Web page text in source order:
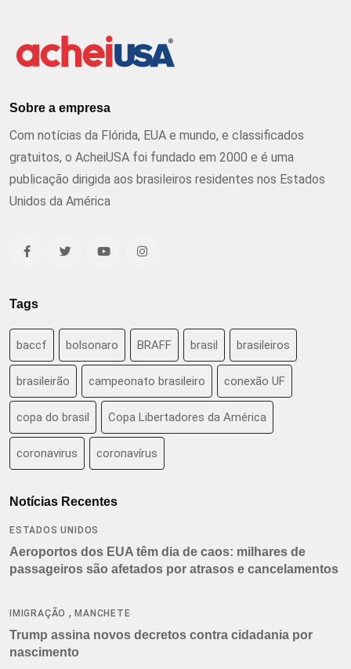
Sobre a empresa
Com notícias da Flórida, EUA e mundo, e classificados
gratuitos, o AcheiUSA foi fundado em 2000 e é uma
publicação dirigida aos brasileiros residentes nos Estados
Unidos da América
Tags
baccf bolsonaro BRAFF brasil brasileiros
brasileirão campeonato brasileiro conexão UF
copa do brasil Copa Libertadores da América
coronavirus coronavírus
Notícias Recentes
ESTADOS UNIDOS
Aeroportos dos EUA têm dia de caos: milhares de
passageiros são afetados por atrasos e cancelamentos
IMIGRAÇÃO ,MANCHETE
Trump assina novos decretos contra cidadania por
nascimento